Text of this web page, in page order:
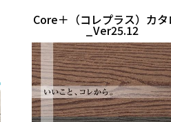
Core＋（コレプラス）カ
_Ver25.12